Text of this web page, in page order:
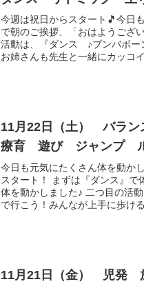
今週は祝日からスタート🎵今日
で朝のご挨拶、「おはようござ
活動は、『ダンス ♪ブンバボ
お姉さんも先生と一緒にカッコ
11月22日（土） バラ
療育 遊び ジャンプ ル
今日も元気にたくさん体を動か
スタート！ まずは『ダンス』で
体を動かしました♪ 二つ目の活
で行こう！みんなが上手に歩け
11月21日（金） 児発